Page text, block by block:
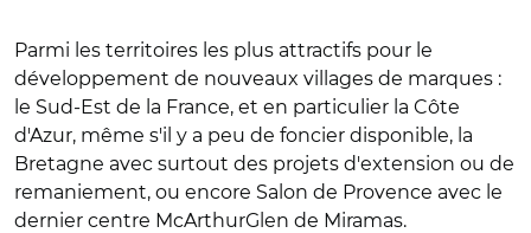
Parmi les territoires les plus attractifs pour le
développement de nouveaux villages de marques :
le Sud-Est de la France, et en particulier la Côte
d'Azur, même s'il y a peu de foncier disponible, la
Bretagne avec surtout des projets d'extension ou de
remaniement, ou encore Salon de Provence avec le
dernier centre McArthurGlen de Miramas.